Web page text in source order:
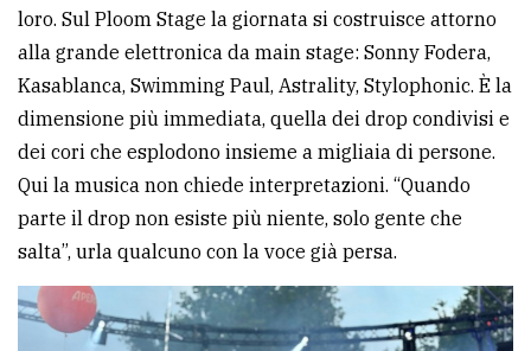
loro. Sul Ploom Stage la giornata si costruisce attorno
alla grande elettronica da main stage: Sonny Fodera,
Kasablanca, Swimming Paul, Astrality, Stylophonic. È la
dimensione più immediata, quella dei drop condivisi e
dei cori che esplodono insieme a migliaia di persone.
Qui la musica non chiede interpretazioni. “Quando
parte il drop non esiste più niente, solo gente che
salta”, urla qualcuno con la voce già persa.